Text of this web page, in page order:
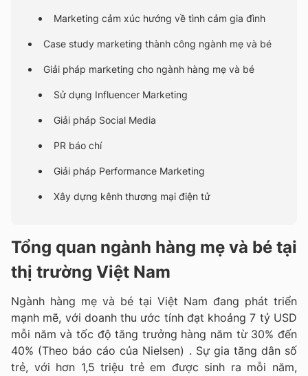
Marketing cảm xúc hướng về tình cảm gia đình
Case study marketing thành công ngành mẹ và bé
Giải pháp marketing cho ngành hàng mẹ và bé
Sử dụng Influencer Marketing
Giải pháp Social Media
PR báo chí
Giải pháp Performance Marketing
Xây dựng kênh thương mại điện tử
Tổng quan ngành hàng mẹ và bé tại
thị trường Việt Nam
Ngành hàng mẹ và bé tại Việt Nam đang phát triển
mạnh mẽ, với doanh thu ước tính đạt khoảng 7 tỷ USD
mỗi năm và tốc độ tăng trưởng hàng năm từ 30% đến
40% (Theo báo cáo của Nielsen) . Sự gia tăng dân số
trẻ, với hơn 1,5 triệu trẻ em được sinh ra mỗi năm,